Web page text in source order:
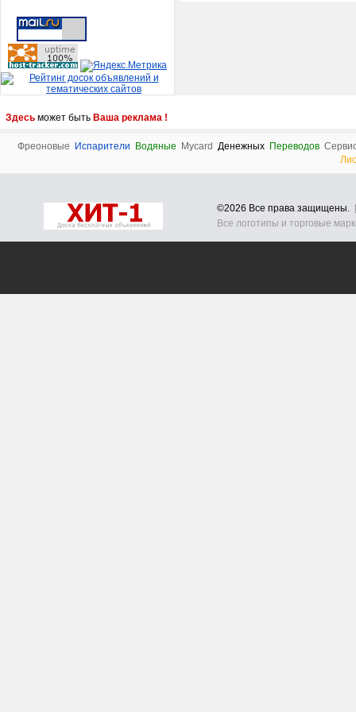
Здесь может быть Ваша реклама !
Фреоновые Испарители Водяные Mycard Денежных Переводов
©2026 Все права защищены.
Все логотипы и торговые